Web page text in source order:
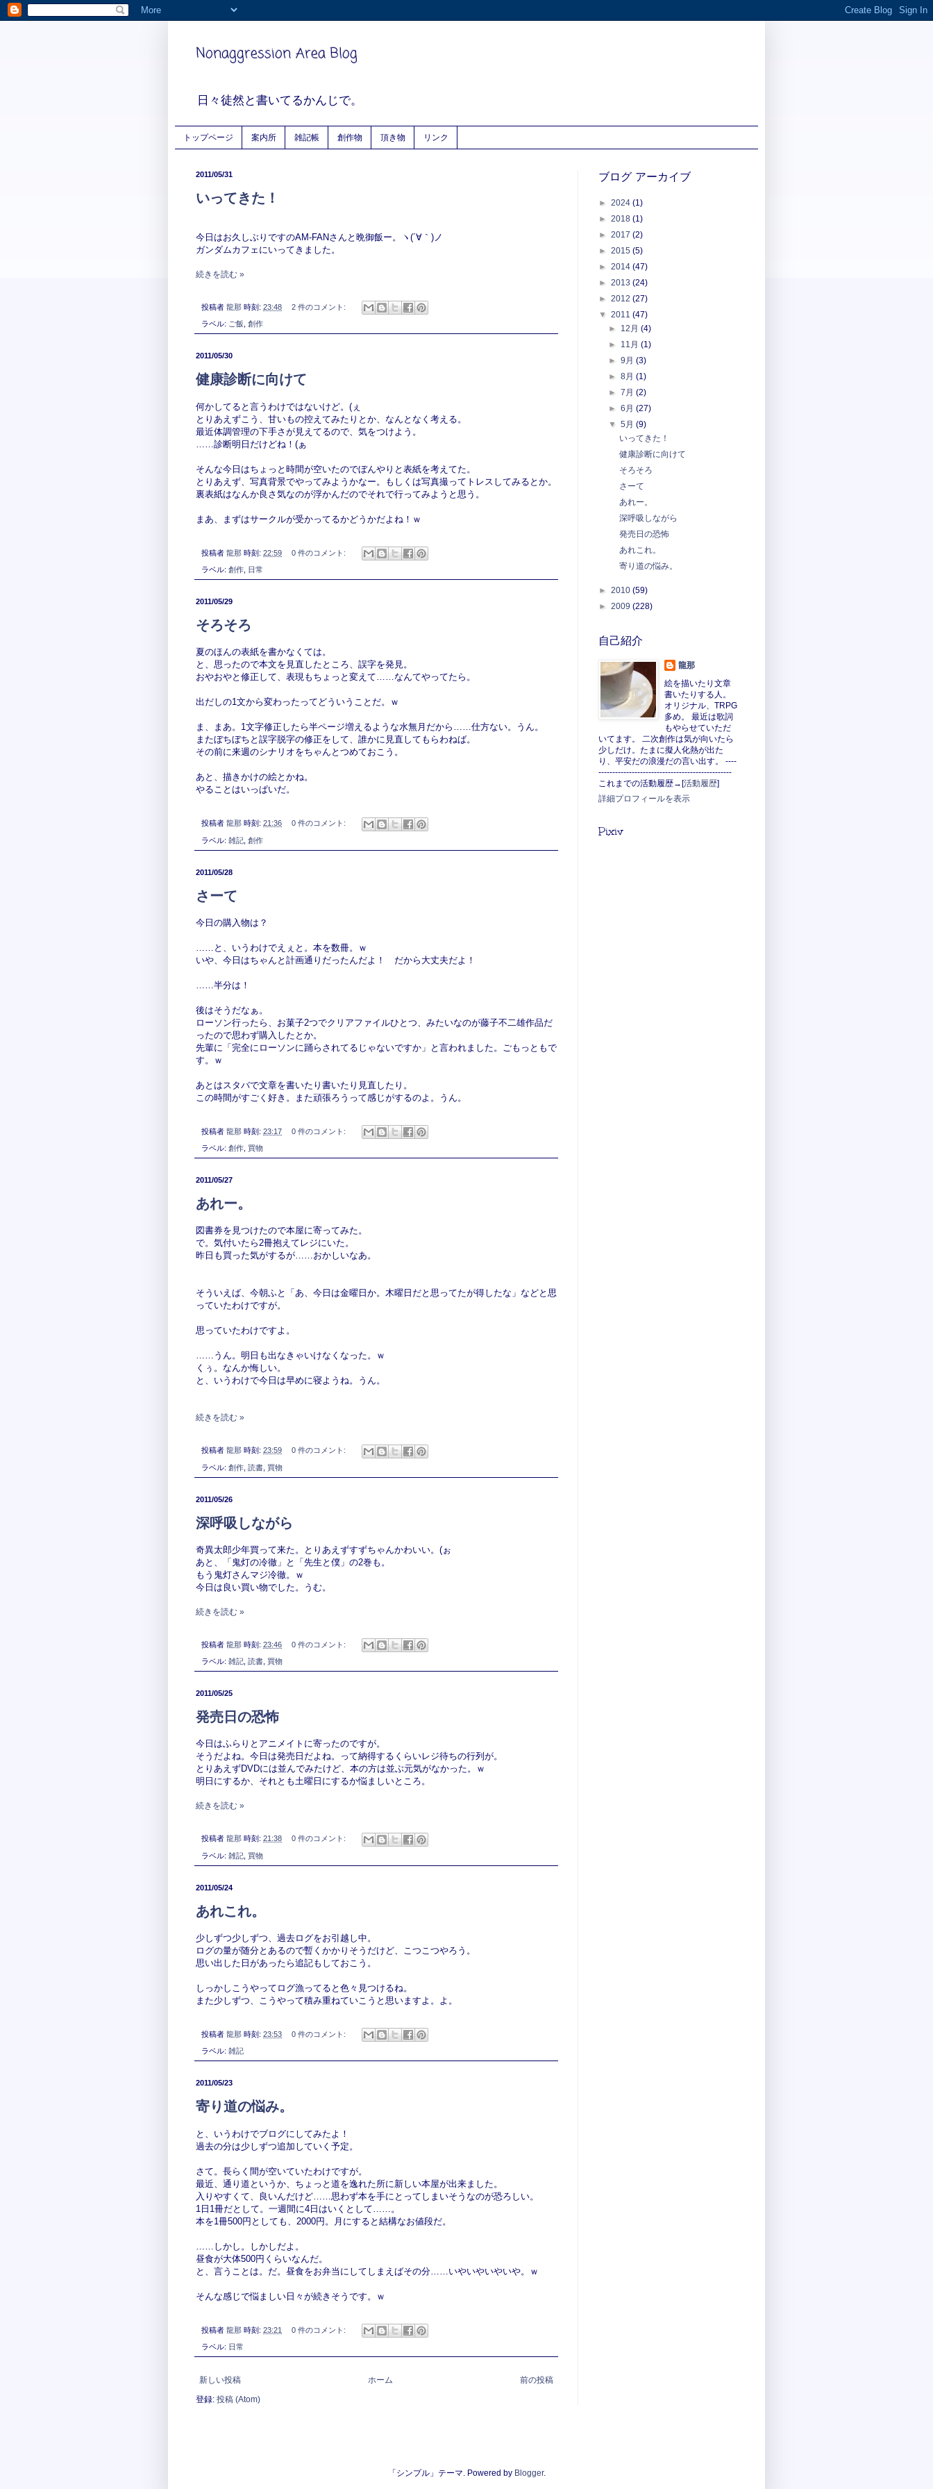
Nonaggression Area Blog
日々徒然と書いてるかんじで。
トップページ 案内所 雑記帳 創作物 頂き物 リンク
2011/05/31
いってきた！
今日はお久しぶりですのAM-FANさんと晩御飯ー。ヽ(´∀｀)ノ
ガンダムカフェにいってきました。
続きを読む »
投稿者 龍那 時刻: 23:48 2 件のコメント:
ラベル: ご飯 創作
2011/05/30
健康診断に向けて
何かしてると言うわけではないけど。(ぇ
とりあえずこう、甘いもの控えてみたりとか、なんとなく考える。
最近体調管理の下手さが見えてるので、気をつけよう。
……診断明日だけどね！(ぁ
そんな今日はちょっと時間が空いたのでぼんやりと表紙を考えてた。
とりあえず、写真背景でやってみようかなー。もしくは写真撮ってトレスしてみるとか。
裏表紙はなんか良さ気なのが浮かんだのでそれで行ってみようと思う。
まあ、まずはサークルが受かってるかどうかだよね！ｗ
投稿者 龍那 時刻: 22:59 0 件のコメント:
ラベル: 創作 日常
2011/05/29
そろそろ
夏のほんの表紙を書かなくては。
と、思ったので本文を見直したところ、誤字を発見。
おやおやと修正して、表現もちょっと変えて……なんてやってたら。
出だしの1文から変わったってどういうことだ。ｗ
ま、まあ。1文字修正したら半ページ増えるような水無月だから……仕方ない。うん。
またぼちぼちと誤字脱字の修正をして、誰かに見直してもらわねば。
その前に来週のシナリオをちゃんとつめておこう。
あと、描きかけの絵とかね。
やることはいっぱいだ。
投稿者 龍那 時刻: 21:36 0 件のコメント:
ラベル: 雑記 創作
2011/05/28
さーて
今日の購入物は？
……と、いうわけでえぇと。本を数冊。ｗ
いや、今日はちゃんと計画通りだったんだよ！ だから大丈夫だよ！
……半分は！
後はそうだなぁ。
ローソン行ったら、お菓子2つでクリアファイルひとつ、みたいなのが藤子不二雄作品だ
ったので思わず購入したとか。
先輩に「完全にローソンに踊らされてるじゃないですか」と言われました。ごもっともで
す。ｗ
あとはスタバで文章を書いたり書いたり見直したり。
この時間がすごく好き。また頑張ろうって感じがするのよ。うん。
投稿者 龍那 時刻: 23:17 0 件のコメント:
ラベル: 創作 買物
2011/05/27
あれー。
図書券を見つけたので本屋に寄ってみた。
で。気付いたら2冊抱えてレジにいた。
昨日も買った気がするが……おかしいなあ。
そういえば、今朝ふと「あ、今日は金曜日か。木曜日だと思ってたが得したな」などと思
っていたわけですが。
思っていたわけですよ。
……うん。明日も出なきゃいけなくなった。ｗ
くぅ。なんか悔しい。
と、いうわけで今日は早めに寝ようね。うん。
続きを読む »
投稿者 龍那 時刻: 23:59 0 件のコメント:
ラベル: 創作 読書 買物
2011/05/26
深呼吸しながら
奇異太郎少年買って来た。とりあえずすずちゃんかわいい。(ぉ
あと、「鬼灯の冷徹」と「先生と僕」の2巻も。
もう鬼灯さんマジ冷徹。ｗ
今日は良い買い物でした。うむ。
続きを読む »
投稿者 龍那 時刻: 23:46 0 件のコメント:
ラベル: 雑記 読書 買物
2011/05/25
発売日の恐怖
今日はふらりとアニメイトに寄ったのですが。
そうだよね。今日は発売日だよね。って納得するくらいレジ待ちの行列が。
とりあえずDVDには並んでみたけど、本の方は並ぶ元気がなかった。ｗ
明日にするか、それとも土曜日にするか悩ましいところ。
続きを読む »
投稿者 龍那 時刻: 21:38 0 件のコメント:
ラベル: 雑記 買物
2011/05/24
あれこれ。
少しずつ少しずつ、過去ログをお引越し中。
ログの量が随分とあるので暫くかかりそうだけど、こつこつやろう。
思い出した日があったら追記もしておこう。
しっかしこうやってログ漁ってると色々見つけるね。
また少しずつ、こうやって積み重ねていこうと思いますよ。よ。
投稿者 龍那 時刻: 23:53 0 件のコメント:
ラベル: 雑記
2011/05/23
寄り道の悩み。
と、いうわけでブログにしてみたよ！
過去の分は少しずつ追加していく予定。
さて。長らく間が空いていたわけですが。
最近、通り道というか、ちょっと道を逸れた所に新しい本屋が出来ました。
入りやすくて、良いんだけど……思わず本を手にとってしまいそうなのが恐ろしい。
1日1冊だとして。一週間に4日はいくとして……。
本を1冊500円としても、2000円。月にすると結構なお値段だ。
……しかし。しかしだよ。
昼食が大体500円くらいなんだ。
と、言うことは。だ。昼食をお弁当にしてしまえばその分……いやいやいやいや。ｗ
そんな感じで悩ましい日々が続きそうです。ｗ
投稿者 龍那 時刻: 23:21 0 件のコメント:
ラベル: 日常
新しい投稿 前の投稿
ホーム
登録: 投稿 (Atom)
ブログ アーカイブ
► 2024 (1)
► 2018 (1)
► 2017 (2)
► 2015 (5)
► 2014 (47)
► 2013 (24)
► 2012 (27)
▼ 2011 (47)
► 12月(4)
► 11月(1)
►9月(3)
►8月(1)
►7月(2)
►6月(27)
▼5月(9)
いってきた！
健康診断に向けて
そろそろ
さーて
あれー。
深呼吸しながら
発売日の恐怖
あれこれ。
寄り道の悩み。
► 2010 (59)
► 2009 (228)
自己紹介
龍那
絵を描いたり文章
書いたりする人。
オリジナル、TRPG
多め。 最近は歌詞
もやらせていただ
いてます。 二次創作は気が向いたら
少しだけ。たまに擬人化熱が出た
り、平安だの浪漫だの言い出す。 ----
------------------------------------------------
これまでの活動履歴→[活動履歴]
詳細プロフィールを表示
Pixiv
「シンプル」テーマ. Powered by Blogger.